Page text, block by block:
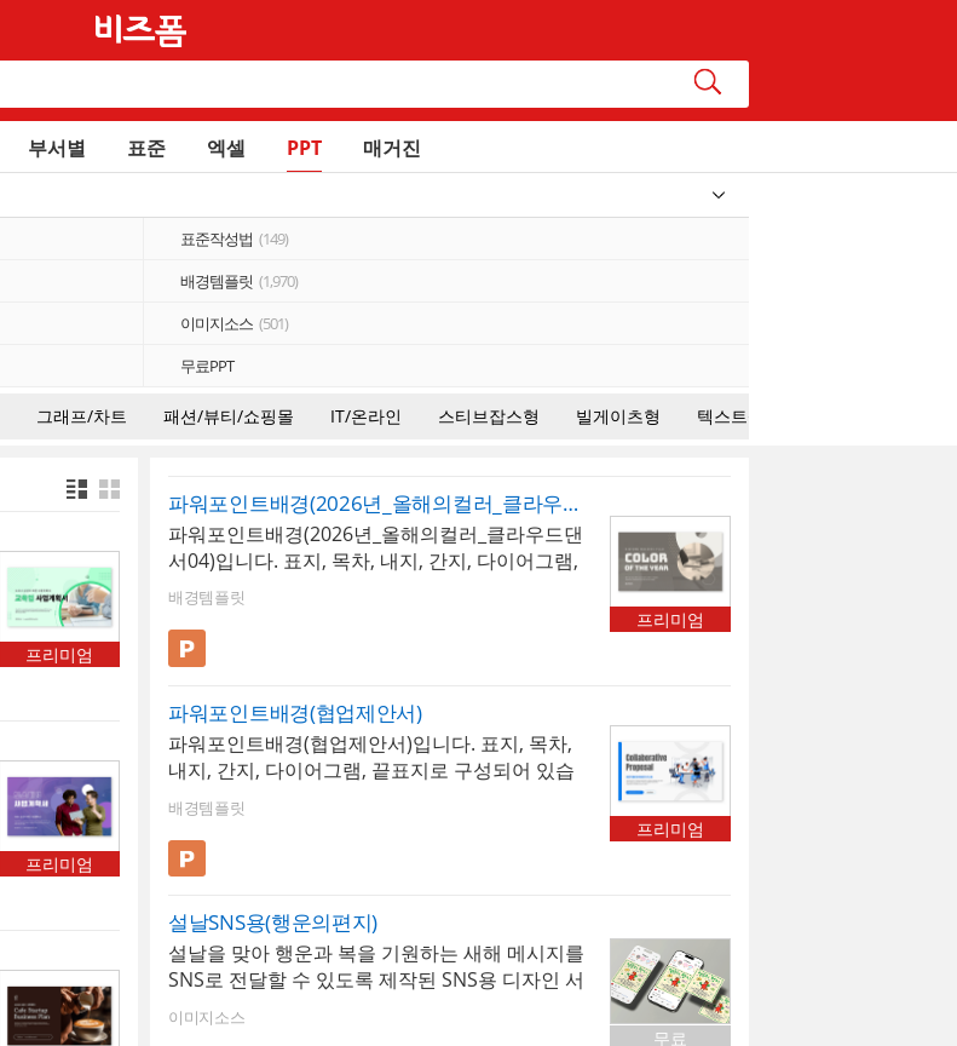
부서별 표준 엑셀 PPT 매거진
표준작성법 (149)
배경템플릿 (1,970)
이미지소스 (501)
무료PPT
그래프/차트 패션/뷰티/쇼핑몰 IT/온라인 스티브잡스형 빌게이츠형 텍스트설명형
프리미엄
프리미엄
파워포인트배경(2026년_올해의컬러_클라우드댄서04)
파워포인트배경(2026년_올해의컬러_클라우드댄
서04)입니다. 표지, 목차, 내지, 간지, 다이어그램,
끝표지로 구성되어 있습니다. 올해의 컬러로 선정
된 클라우드댄서를 활용하여 제작된 템플릿으로,
비즈니스 용도로 다양하게 활용이 가능합니다. *
해당 템플릿에 사용된 폰트는 [ Bungee ] 입니다.
따로 제공되지 않으므로 다운로드 및 변경하여 사
용하시기 바랍니다. 파워포인트 > 배경템플릿 >
올해의PPT배경템플릿 12P
배경템플릿
프리미엄
파워포인트배경(협업제안서)
파워포인트배경(협업제안서)입니다. 표지, 목차,
내지, 간지, 다이어그램, 끝표지로 구성되어 있습
니다. 다양한 비즈니스 목적에 활용 가능하며, 협
업 제안뿐만 아니라 프레젠테이션, 기획안, 보고
서 등에도 활용이 가능합니다. * 해당 템플릿에
사용된 폰트는 [Anton SC] 입니다. 폰트가 없을
되지 않으므로 다운로드 및 변경하여 사용하시기
바랍니다. • ​파워포인트 > 배경템플릿 > 비즈니
스/금융• 배경템플릿 12 P
배경템플릿
프리미엄
설날SNS용(행운의편지)
설날을 맞아 행운과 복을 기원하는 새해 메시지를
SNS로 전달할 수 있도록 제작된 SNS용 디자인 서
식입니다. ‘행운의 편지’ 콘셉트와 귀여운 캐릭터
일러스트를 활용하여 밝고 유쾌한 분위기의 새해
이미지소스
무료